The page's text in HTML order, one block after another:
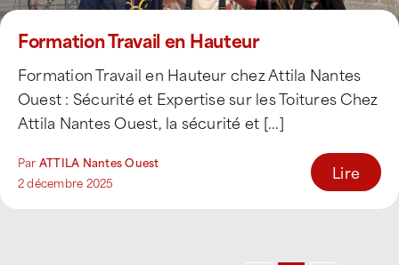
Formation Travail en Hauteur
Formation Travail en Hauteur chez Attila Nantes
Ouest : Sécurité et Expertise sur les Toitures Chez
Attila Nantes Ouest, la sécurité et [...]
Par ATTILA Nantes Ouest
2 décembre 2025
Lire